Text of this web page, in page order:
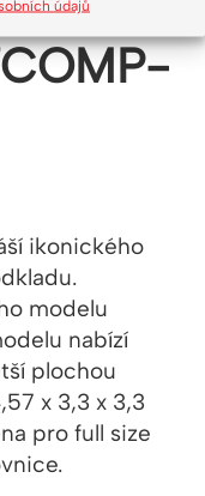
údajů
ikonického
modelu
nabízí
plochou
x 3,3 x 3,3
pro full size